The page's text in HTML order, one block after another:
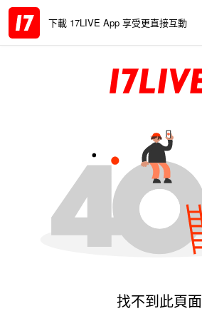
下載 17LIVE App 享受更直接互動
找不到此頁面